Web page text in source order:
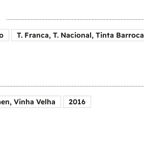
T. Franca, T. Nacional, Tinta Barroca
Vinha Velha 2016